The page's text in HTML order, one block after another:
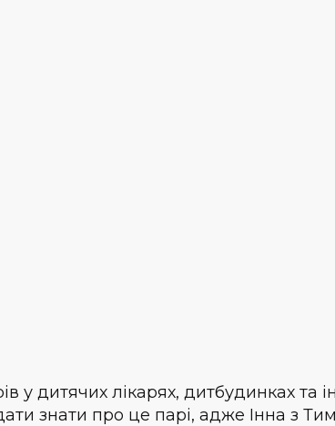
у дитячих лікарях, дитбудинках та
знати про це парі, адже Інна з